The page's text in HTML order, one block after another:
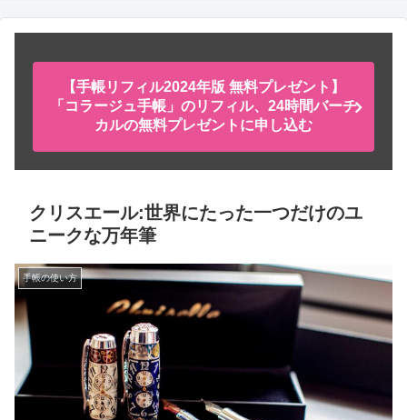
【手帳リフィル2024年版 無料プレゼント】
「コラージュ手帳」のリフィル、24時間バーチ
カルの無料プレゼントに申し込む
クリスエール:世界にたった一つだけのユ
ニークな万年筆
手帳の使い方